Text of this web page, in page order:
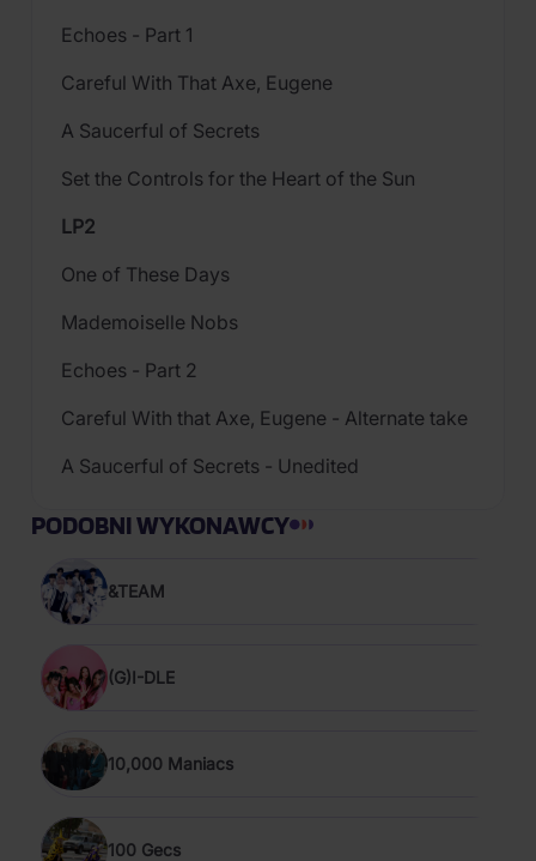
Echoes - Part 1
Careful With That Axe, Eugene
A Saucerful of Secrets
Set the Controls for the Heart of the Sun
LP2
One of These Days
Mademoiselle Nobs
Echoes - Part 2
Careful With that Axe, Eugene - Alternate take
A Saucerful of Secrets - Unedited
PODOBNI WYKONAWCY
&TEAM
(G)I-DLE
10,000 Maniacs
100 Gecs